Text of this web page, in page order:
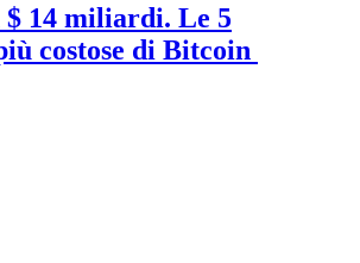
$ 14 miliardi. Le 5
costose di Bitcoin